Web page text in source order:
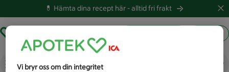
💊 Hämta dina recept här -alltid fri frakt
Vad letar du efter idag?
Vi bryr oss om din integritet